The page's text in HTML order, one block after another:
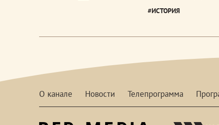
#ИСТОРИЯ
О канале Новости Телепрограмма